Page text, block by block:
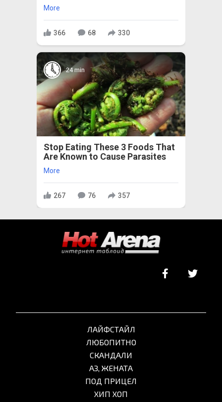
More
366 68 330
24 min
Stop Eating These 3 Foods That
Are Known to Cause Parasites
More
267 76 357
ЛАЙФСТАЙЛ
ЛЮБОПИТНО
СКАНДАЛИ
АЗ, ЖЕНАТА
ПОД ПРИЦЕЛ
ХИП ХОП